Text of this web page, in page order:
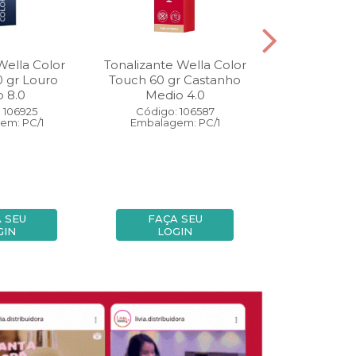
Color
gr Louro
8.0
PC/1
SEU
Tonalizante Wella Color
Touch 60 gr Castanho
Medio 4.0
Código: 106587
Embalagem: PC/1
FAÇA SEU
LOGIN